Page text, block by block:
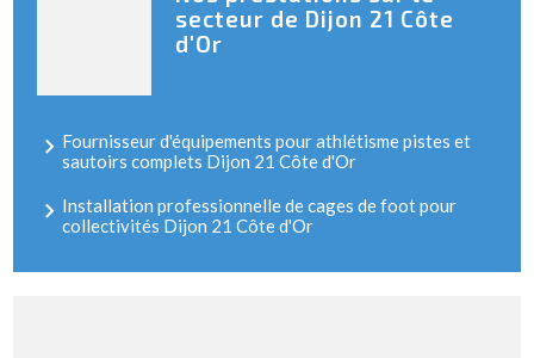
secteur de Dijon 21 Côte
d'Or
Fournisseur d'équipements pour athlétisme pistes et
sautoirs complets Dijon 21 Côte d'Or
Installation professionnelle de cages de foot pour
collectivités Dijon 21 Côte d'Or